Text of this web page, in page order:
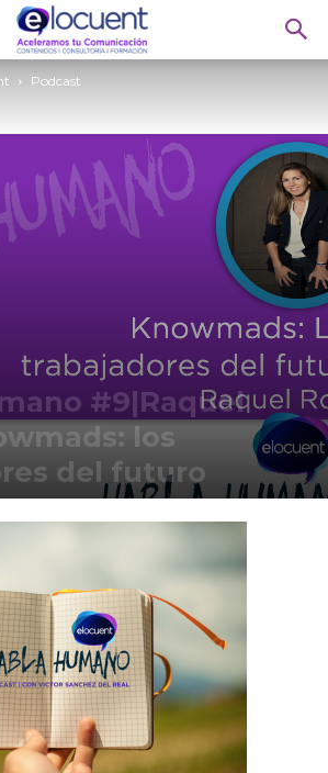
Podcast
#9|Raquel
los
del futuro